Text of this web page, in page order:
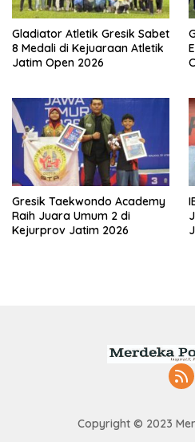
Gladiator Atletik Gresik Sabet
8 Medali di Kejuaraan Atletik
Jatim Open 2026
Gresik Taekwondo Academy
Raih Juara Umum 2 di
Kejurprov Jatim 2026
Copyright © 2023